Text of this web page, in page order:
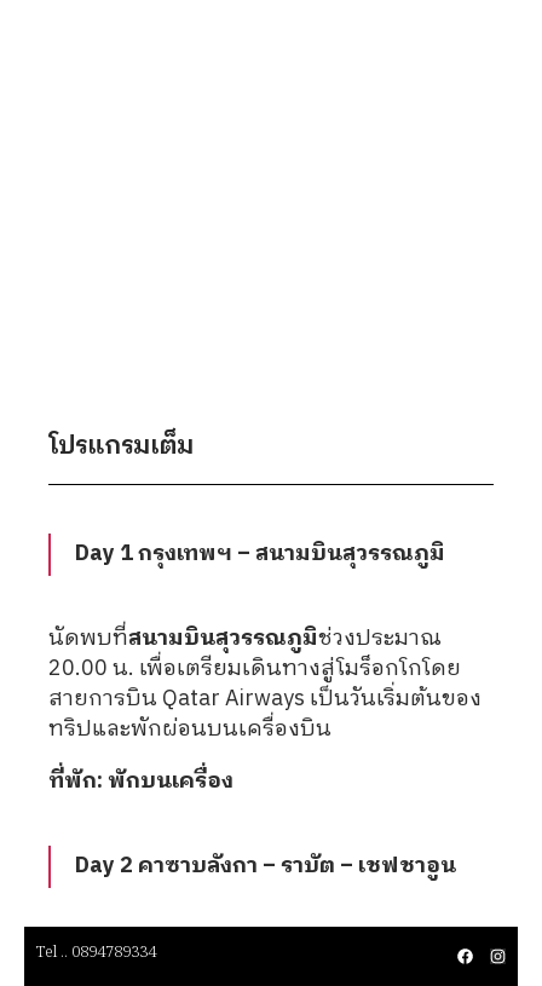
โปรแกรมเต็ม
Day 1 กรุงเทพฯ – สนามบินสุวรรณภูมิ
นัดพบที่สนามบินสุวรรณภูมิช่วงประมาณ
20.00 น. เพื่อเตรียมเดินทางสู่โมร็อกโกโดย
สายการบิน Qatar Airways เป็นวันเริ่มต้นของ
ทริปและพักผ่อนบนเครื่องบิน
ที่พัก: พักบนเครื่อง
Day 2 คาซาบลังกา – ราบัต – เชฟชาอูน
เดินทางถึงคาซาบลังกา
Tel .. 0894789334
Tel .. 0894789334
Tel .. 0894789334
Tel .. 0894789334
Tel .. 0894789334
Tel .. 0894789334
Tel .. 0894789334
Tel .. 0894789334
Tel .. 0894789334